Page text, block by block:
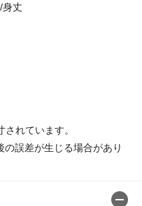
身丈
れています。
誤差が生じる場合があり